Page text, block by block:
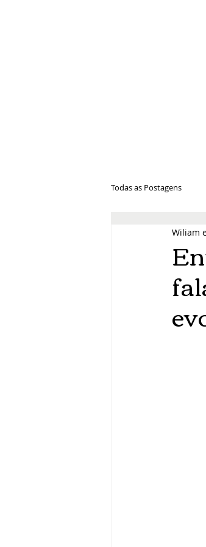
Todas as Postagens
Wiliam